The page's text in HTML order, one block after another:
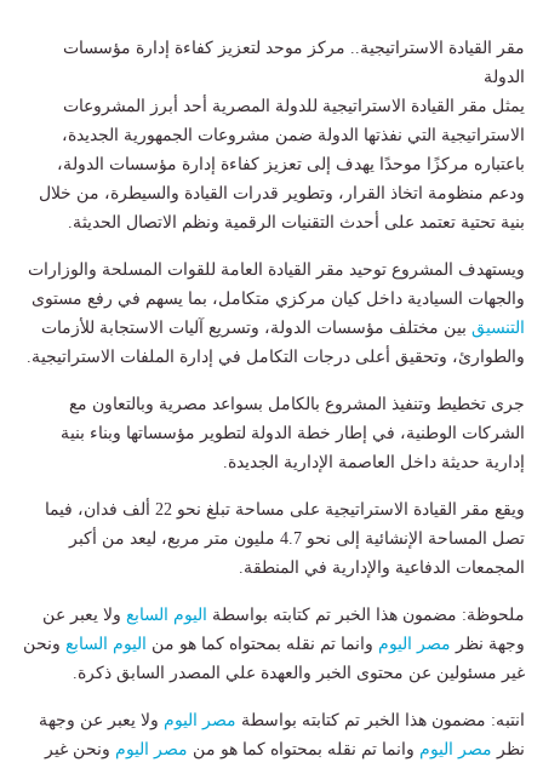
مقر القيادة الاستراتيجية.. مركز موحد لتعزيز كفاءة إدارة مؤسسات
الدولة
يمثل مقر القيادة الاستراتيجية للدولة المصرية أحد أبرز المشروعات
الاستراتيجية التي نفذتها الدولة ضمن مشروعات الجمهورية الجديدة،
باعتباره مركزًا موحدًا يهدف إلى تعزيز كفاءة إدارة مؤسسات الدولة،
ودعم منظومة اتخاذ القرار، وتطوير قدرات القيادة والسيطرة، من خلال
بنية تحتية تعتمد على أحدث التقنيات الرقمية ونظم الاتصال الحديثة.
ويستهدف المشروع توحيد مقر القيادة العامة للقوات المسلحة والوزارات
والجهات السيادية داخل كيان مركزي متكامل، بما يسهم في رفع مستوى
التنسيق بين مختلف مؤسسات الدولة، وتسريع آليات الاستجابة للأزمات
والطوارئ، وتحقيق أعلى درجات التكامل في إدارة الملفات الاستراتيجية.
جرى تخطيط وتنفيذ المشروع بالكامل بسواعد مصرية وبالتعاون مع
الشركات الوطنية، في إطار خطة الدولة لتطوير مؤسساتها وبناء بنية
إدارية حديثة داخل العاصمة الإدارية الجديدة.
ويقع مقر القيادة الاستراتيجية على مساحة تبلغ نحو 22 ألف فدان، فيما
تصل المساحة الإنشائية إلى نحو 4.7 مليون متر مربع، ليعد من أكبر
المجمعات الدفاعية والإدارية في المنطقة.
ملحوظة: مضمون هذا الخبر تم كتابته بواسطة اليوم السابع ولا يعبر عن
وجهة نظر مصر اليوم وانما تم نقله بمحتواه كما هو من اليوم السابع ونحن
غير مسئولين عن محتوى الخبر والعهدة علي المصدر السابق ذكرة.
انتبه: مضمون هذا الخبر تم كتابته بواسطة مصر اليوم ولا يعبر عن وجهة
نظر مصر اليوم وانما تم نقله بمحتواه كما هو من مصر اليوم ونحن غير